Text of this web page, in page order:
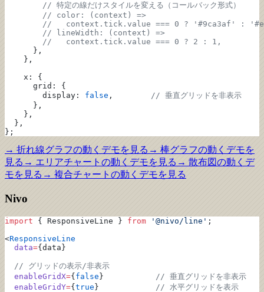
        // 特定の線だけスタイルを変える（コールバック形式）
        // color: (context) =>
//   context.tick.value === 0 ? '#9ca3af' :
        // lineWidth: (context) =>
        //   context.tick.value === 0 ? 2 : 1,
      },
    },
    x: {
      grid: {
        display:
false , // 垂直グリッドを非表示
      },
    },
  },
};
→ 折れ線グラフの動くデモを見る → 棒グラフの動くデモを
見る → エリアチャート の動くデモを見る → 散布図の動くデ
モを見る → 複合チャート の動くデモを見る
Nivo
import { ResponsiveLine } from '@nivo/line' ;
<ResponsiveLine
  data
={data}
  // グリッドの表示/非表示
  enableGridX
={false}
// 垂直グリッドを非表示
  enableGridY
={true} // 水平グリッドを表示